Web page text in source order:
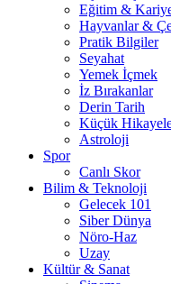
Eğitim &
Hayvanlar &
Pratik Bilgiler
Seyahat
Yemek İçmek
İz Bırakanlar
Derin Tarih
Küçük
Astroloji
Spor
Canlı Skor
Bilim & Teknoloji
Gelecek 101
Siber Dünya
Nöro-Haz
Uzay
Kültür & Sanat